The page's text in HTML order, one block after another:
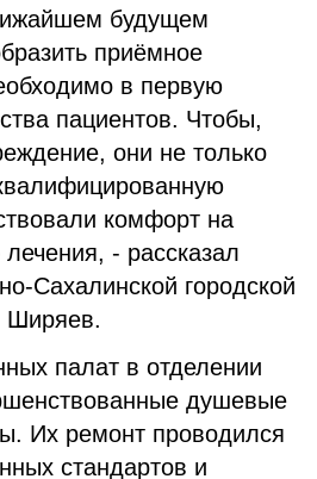
будущем
приёмное
в первую
пациентов. Чтобы,
они не только
комфорт на
- рассказал
Сахалинской городской
Ширяев.
палат в отделении
душевые
Их ремонт проводился
стандартов и